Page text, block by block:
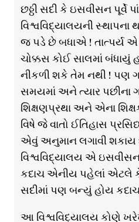
છઠ્ઠી સદી કે ઇસવીસન પૂર્વે
વિશ્વવિદ્યાલયની
જ પડે છે બધાએ ! તાત્પર્ય
ચોક્કસ કોઈ સાલમાં બંધાયું
નીકળી શકે તેમ નથી ! પણ
સમયમાં અને ત્યાર પછીના
શિક્ષણપ્રથા અને એના
વિષે જે વાતો ઈતિહાસ
એવું અનુમાન લગાવી શકાય
વિશ્વવિદ્યાલય એ ઇસવીસન
કદાચ એનીય પહેલાં એટલે
સદીમાં પણ બન્યું હોય
આ વિશ્વવિદ્યાલય કોણે